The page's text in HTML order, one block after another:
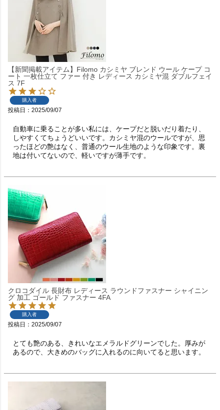
【新聞掲載アイテム】Filomo カシミヤ ブレンド ウール ケープ コ
ート 一枚仕立て ファー 付き レディース カシミヤ混 ダブルフェイ
ス 7F
購入者
投稿日 2025/09/07
自動車に乗ることが多い私には、ケープだと脱いだり着たり、
しやすくてちょうどいいです。カシミヤ混のウールですが、思
ったほどの艶はなく、普通のウール生地のような印象です。裏
地は付いてないので、軽いですが薄手です。
クロコダイル 長財布 レディース ラウンドファスナー シャイニン
グ 加工 ゴールド ファスナー 4FA
購入者
投稿日 2025/09/07
とても艶のある、きれいなエメラルドグリーンでした。厚みが
あるので、大きめのバッグに入れるのに向いてると思います。